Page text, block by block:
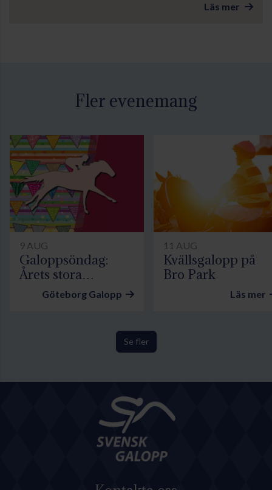
Läs mer
Fler evenemang
9 AUG
Galoppsöndag:
Årets stora
familjedag
Göteborg Galopp
11 AUG
Kvällsgalopp på
Bro Park
Läs mer
Se fler